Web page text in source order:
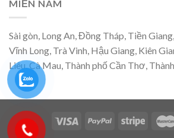
MIỀN NAM
Sài gòn, Long An, Đồng Tháp, Tiền
Vĩnh Long, Trà Vinh, Hậu Giang, Kiên
Liêu, Cà Mau, Thành phố Cần Thơ,